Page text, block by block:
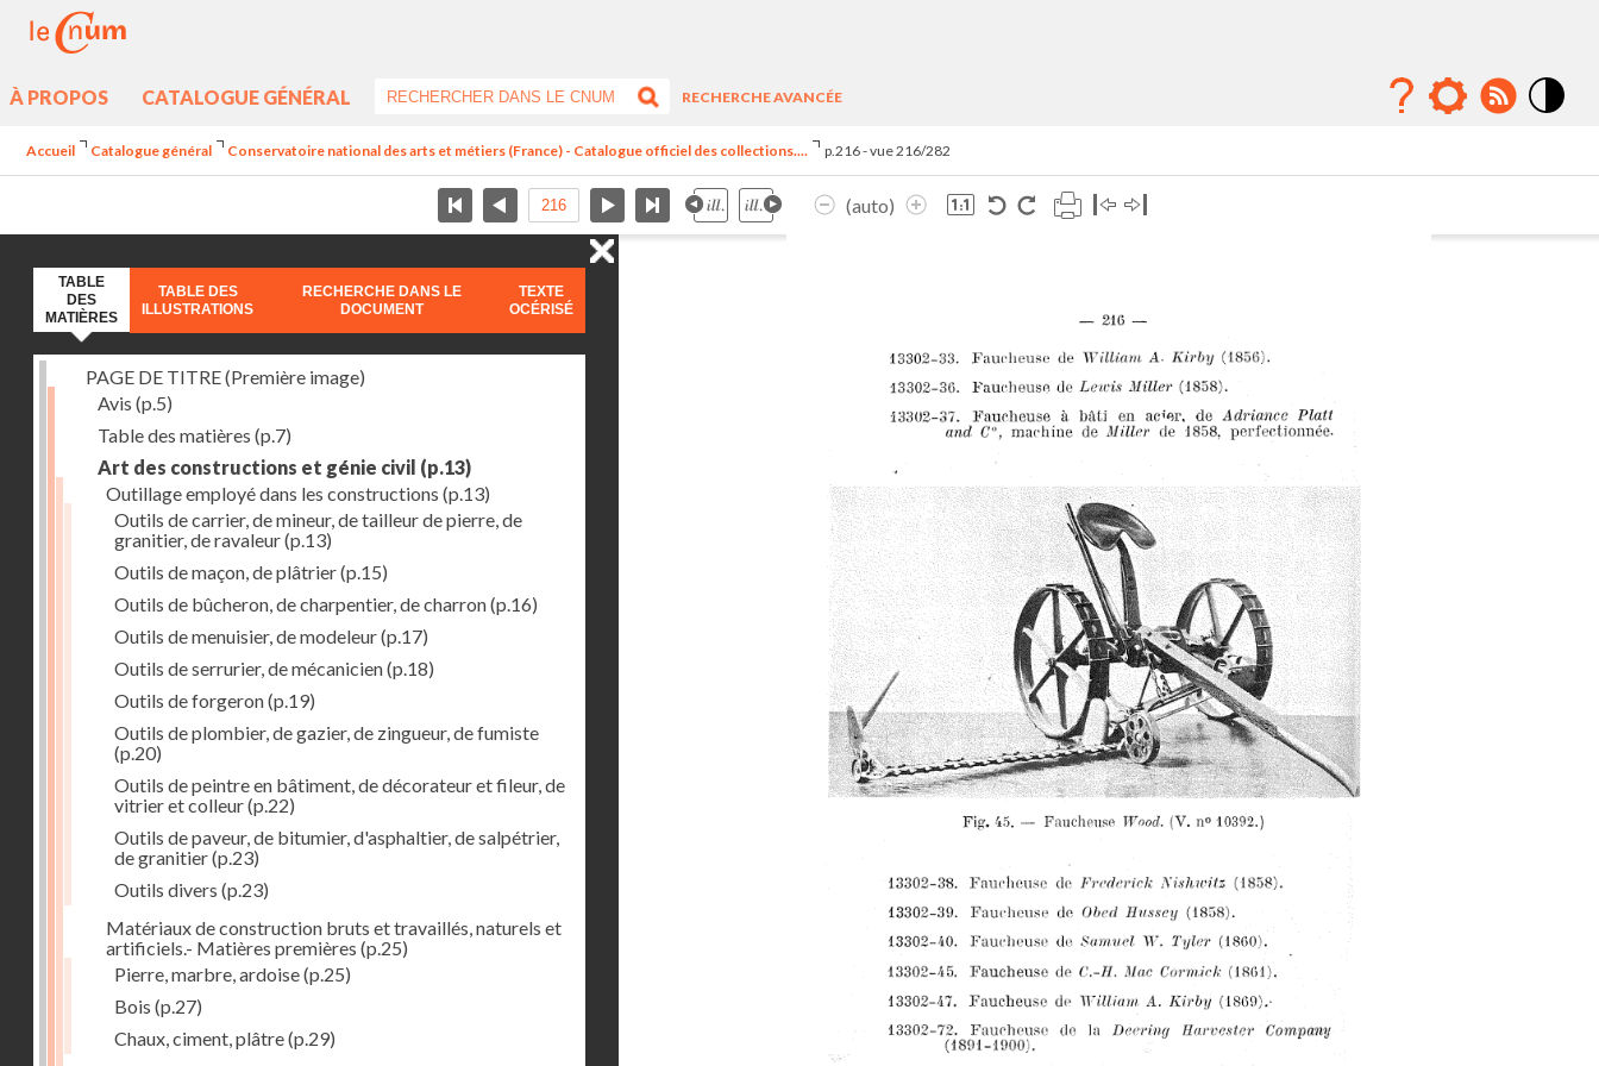
À PROPOS CATALOGUE GÉNÉRAL
RECHERCHE AVANCÉE
Accueil Catalogue général Conservatoire national des arts et métiers (France) - Catalogue officiel des collections.... p.216 - vue 216/282
(auto)
TABLE
DES
MATIÈRES
TABLE DES
ILLUSTRATIONS
RECHERCHE DANS LE
DOCUMENT
TEXTE
OCÉRISÉ
PAGE DE TITRE (Première image)
Avis (p.5)
Table des matières (p.7)
Art des constructions et génie civil (p.13)
Outillage employé dans les constructions (p.13)
Outils de carrier, de mineur, de tailleur de pierre, de
granitier, de ravaleur(p.13)
Outils de maçon, de plâtrier(p.15)
Outils de bûcheron, de charpentier, de charron(p.16)
Outils de menuisier, de modeleur(p.17)
Outils de serrurier, de mécanicien(p.18)
Outils de forgeron(p.19)
Outils de plombier, de gazier, de zingueur, de fumiste
(p.20)
Outils de peintre en bâtiment, de décorateur et fileur, de
vitrier et colleur(p.22)
Outils de paveur, de bitumier, d'asphaltier, de salpétrier,
de granitier(p.23)
Outils divers (p.23)
Matériaux de construction bruts et travaillés, naturels et
artificiels.- Matières premières (p.25)
Pierre, marbre, ardoise(p.25)
Bois (p.27)
Chaux, ciment, plâtre(p.29)